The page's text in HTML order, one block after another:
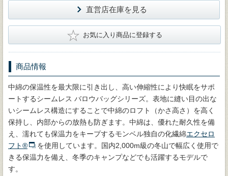
直営店在庫を見る
★ お気に入り商品に登録する
商品情報
中綿の保温性を最大限に引き出し、高い伸縮性により快眠をサポ
ートするシームレス バロウバッグシリーズ。表地に縫い目の出な
いシームレス構造にすることで中綿のロフト（かさ高さ）を高く
保持し、内部からの放熱も防ぎます。中綿は、優れた耐久性を備
え、濡れても保温力をキープするモンベル独自の化繊綿エクセロ
フト®
を使用しています。国内2,000m級の冬山で幅広く使用で
きる保温力を備え、冬季のキャンプなどでも活躍するモデルで
す。